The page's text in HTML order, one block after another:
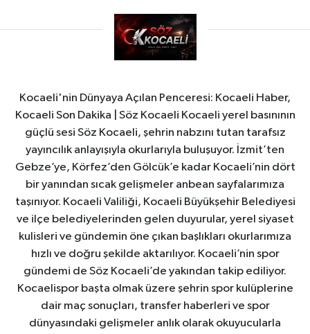
Kocaeli'nin Dünyaya Açılan Penceresi: Kocaeli Haber,
Kocaeli Son Dakika | Söz Kocaeli Kocaeli yerel basınının
güçlü sesi Söz Kocaeli, şehrin nabzını tutan tarafsız
yayıncılık anlayışıyla okurlarıyla buluşuyor. İzmit’ten
Gebze’ye, Körfez’den Gölcük’e kadar Kocaeli’nin dört
bir yanından sıcak gelişmeler anbean sayfalarımıza
taşınıyor. Kocaeli Valiliği, Kocaeli Büyükşehir Belediyesi
ve ilçe belediyelerinden gelen duyurular, yerel siyaset
kulisleri ve gündemin öne çıkan başlıkları okurlarımıza
hızlı ve doğru şekilde aktarılıyor. Kocaeli’nin spor
gündemi de Söz Kocaeli’de yakından takip ediliyor.
Kocaelispor başta olmak üzere şehrin spor kulüplerine
dair maç sonuçları, transfer haberleri ve spor
dünyasındaki gelişmeler anlık olarak okuyucularla